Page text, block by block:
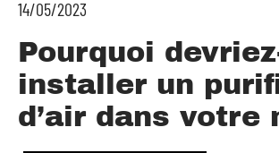
14/05/2023
Pourquoi
installer un
d’air dans votre